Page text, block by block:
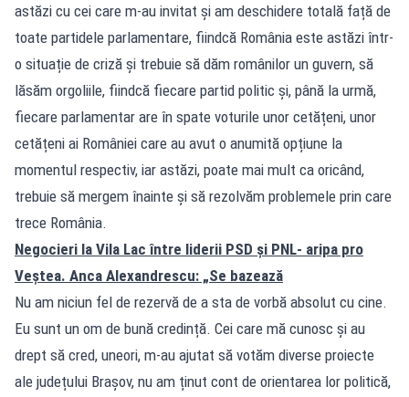
astăzi cu cei care m-au invitat și am deschidere totală față de
toate partidele parlamentare, fiindcă România este astăzi într-
o situație de criză și trebuie să dăm românilor un guvern, să
lăsăm orgoliile, fiindcă fiecare partid politic și, până la urmă,
fiecare parlamentar are în spate voturile unor cetățeni, unor
cetățeni ai României care au avut o anumită opțiune la
momentul respectiv, iar astăzi, poate mai mult ca oricând,
trebuie să mergem înainte și să rezolvăm problemele prin care
trece România.
Negocieri la Vila Lac între liderii PSD și PNL- aripa pro
Veștea. Anca Alexandrescu: „Se bazează
Nu am niciun fel de rezervă de a sta de vorbă absolut cu cine.
Eu sunt un om de bună credință. Cei care mă cunosc și au
drept să cred, uneori, m-au ajutat să votăm diverse proiecte
ale județului Brașov, nu am ținut cont de orientarea lor politică,